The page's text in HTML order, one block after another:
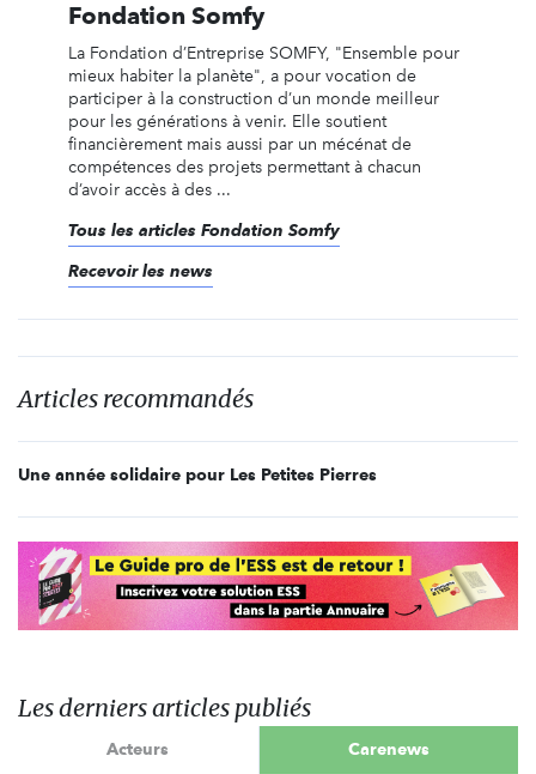
Fondation Somfy
La Fondation d’Entreprise SOMFY, "Ensemble pour
mieux habiter la planète", a pour vocation de
participer à la construction d’un monde meilleur
pour les générations à venir. Elle soutient
financièrement mais aussi par un mécénat de
compétences des projets permettant à chacun
d’avoir accès à des ...
Tous les articles Fondation Somfy
Recevoir les news
Articles recommandés
Une année solidaire pour Les Petites Pierres
Les derniers articles publiés
Acteurs Carenews